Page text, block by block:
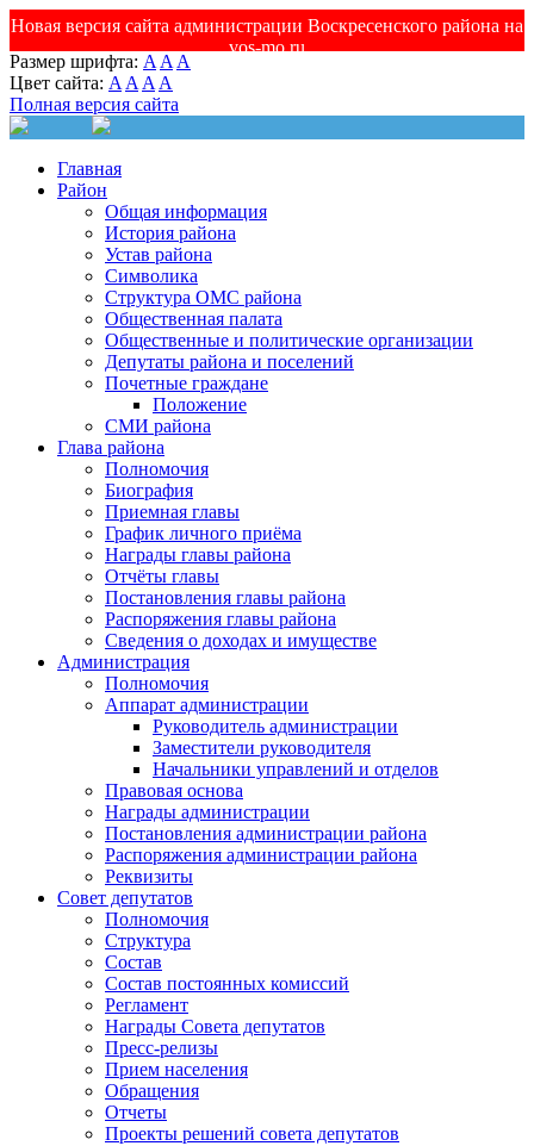
Новая версия сайта администрации Воскресенского района на
vos-mo.ru
Размер шрифта: A A A
Цвет сайта: A A A A
Полная версия сайта
Главная
Район
Общая информация
История района
Устав района
Символика
Структура ОМС района
Общественная палата
Общественные и политические организации
Депутаты района и поселений
Почетные граждане
Положение
СМИ района
Глава района
Полномочия
Биография
Приемная главы
График личного приёма
Награды главы района
Отчёты главы
Постановления главы района
Распоряжения главы района
Сведения о доходах и имуществе
Администрация
Полномочия
Аппарат администрации
Руководитель администрации
Заместители руководителя
Начальники управлений и отделов
Правовая основа
Награды администрации
Постановления администрации района
Распоряжения администрации района
Реквизиты
Совет депутатов
Полномочия
Структура
Состав
Состав постоянных комиссий
Регламент
Награды Совета депутатов
Пресс-релизы
Прием населения
Обращения
Отчеты
Проекты решений совета депутатов